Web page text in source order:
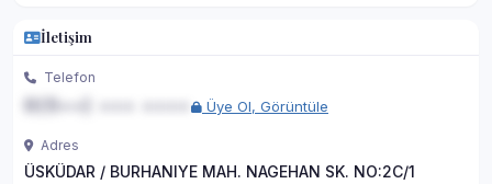
İletişim
Telefon
Üye Ol, Görüntüle
Adres
ÜSKÜDAR / BURHANIYE MAH. NAGEHAN SK. NO:2C/1